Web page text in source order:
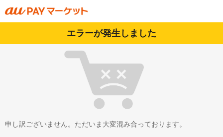
エラーが発生しました
申し訳ございません。ただいま大変混み合っております。